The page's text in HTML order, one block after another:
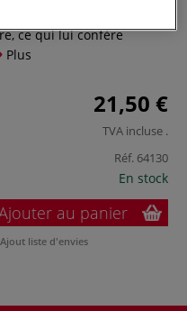
ce qui lui confère
Plus
21,50 €
TVA incluse .
Réf. 64130
En stock
au panier
Ajout liste d'envies